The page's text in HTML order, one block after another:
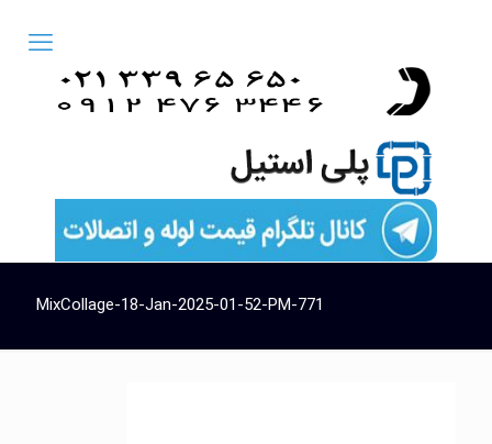
MixCollage-18-Jan-2025-01-52-PM-771